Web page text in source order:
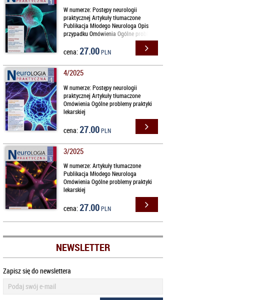
W numerze: Postępy neurologii
praktycznej Artykuły tłumaczone
Publikacja Młodego Neurologa Opis
przypadku Omówienia Ogólne problemy
cena:27.00PLN
4/2025
W numerze: Postępy neurologii
praktycznej Artykuły tłumaczone
Omówienia Ogólne problemy praktyki
lekarskiej
cena: 27.00PLN
3/2025
W numerze: Artykuły tłumaczone
Publikacja Młodego Neurologa
Omówienia Ogólne problemy praktyki
lekarskiej
cena:27.00PLN
NEWSLETTER
Zapisz się do newslettera